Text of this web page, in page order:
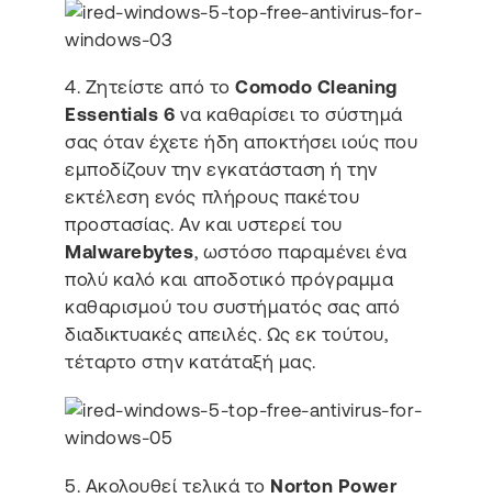
4. Ζητείστε από τοComodo Cleaning
Essentials 6 να καθαρίσει το σύστημά
σας όταν έχετε ήδη αποκτήσει ιούς που
εμποδίζουν την εγκατάσταση ή την
εκτέλεση ενός πλήρους πακέτου
προστασίας. Αν και υστερεί του
Malwarebytes, ωστόσο παραμένει ένα
πολύ καλό και αποδοτικό πρόγραμμα
καθαρισμού του συστήματός σας από
διαδικτυακές απειλές. Ως εκ τούτου,
τέταρτο στην κατάταξή μας.
5. Ακολουθεί τελικά το Norton Power